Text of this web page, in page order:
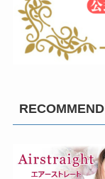
RECOMMEND